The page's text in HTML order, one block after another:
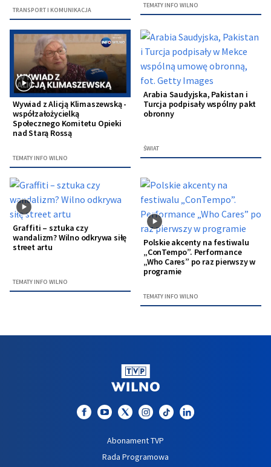
TRANSPORT I KOMUNIKACJA
TEMATY INFO WILNO
Wywiad z Alicją Klimaszewską -
współzałożycielką
Społecznego Komitetu Opieki
nad Starą Rossą
TEMATY INFO WILNO
Arabia Saudyjska, Pakistan i
Turcja podpisały wspólny pakt
obronny
ŚWIAT
Graffiti – sztuka czy
wandalizm? Wilno odkrywa siłę
street artu
TEMATY INFO WILNO
Polskie akcenty na festiwalu
„ConTempo”. Performance
„Who Cares” po raz pierwszy w
programie
TEMATY INFO WILNO
Abonament TVP
Rada Programowa